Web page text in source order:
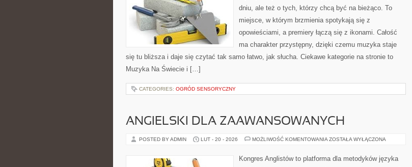
dniu, ale też o tych, którzy chcą być na bieżąco. To
miejsce, w którym brzmienia spotykają się z
opowieściami, a premiery łączą się z ikonami. Całość
ma charakter przystępny, dzięki czemu muzyka staje
się tu bliższa i daje się czytać tak samo łatwo, jak słucha. Ciekawe kategorie na stronie to
Muzyka Na Świecie i […]
CATEGORIES: OGRÓD SENSORYCZNY
ANGIELSKI DLA ZAAWANSOWANYCH
POSTED BY ADMIN LUT - 20 - 2026 MOŻLIWOŚĆ KOMENTOWANIA ANGIELSKI
ZOSTAŁA WYŁĄCZONA
Kongres Anglistów to platforma dla metodyków języka